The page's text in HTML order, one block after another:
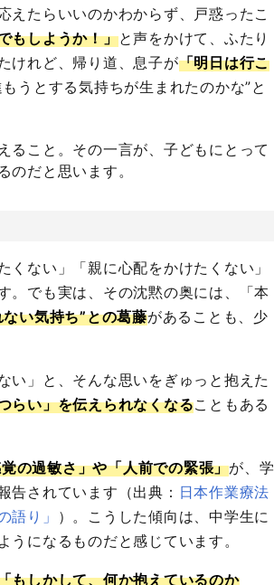
えたらいいのかわからず、戸惑ったこ
もしようか！」と声をかけて、ふたり
けれど、帰り道、息子が「明日は行こ
うとする気持ちが生まれたのかな”と
ること。その一言が、子どもにとって
のだと思います。
ない」「親に心配をかけたくない」
。でも実は、その沈黙の奥には、「本
ない気持ち”との葛藤があることも、少
い」と、そんな思いをぎゅっと抱えた
らい」を伝えられなくなることもある
の過敏さ」や「人前での緊張」が、学
告されています（出典： 日本作業療法
語り」 ）。こうした傾向は、中学生に
になるものだと感じています。
もしかして、何か抱えているのか